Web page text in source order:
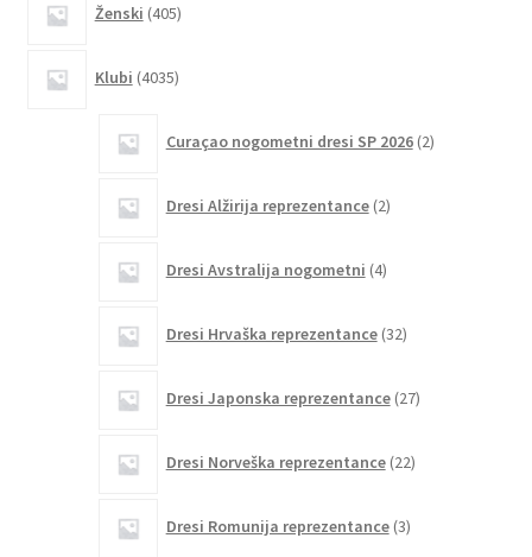
Ženski 405izdelkov
Klubi 4035izdelkov
Curaçao nogometni dresi SP 2026 2izdelka
Dresi Alžirija reprezentance 2izdelka
Dresi Avstralija nogometni 4izdelki
Dresi Hrvaška reprezentance 32izdelkov
Dresi Japonska reprezentance 27izdelkov
Dresi Norveška reprezentance 22izdelkov
Dresi Romunija reprezentance 3izdelki